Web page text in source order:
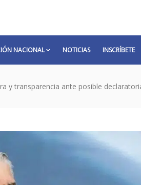
NACIONAL NOTICIAS INSCRÍBETE
y transparencia ante posible